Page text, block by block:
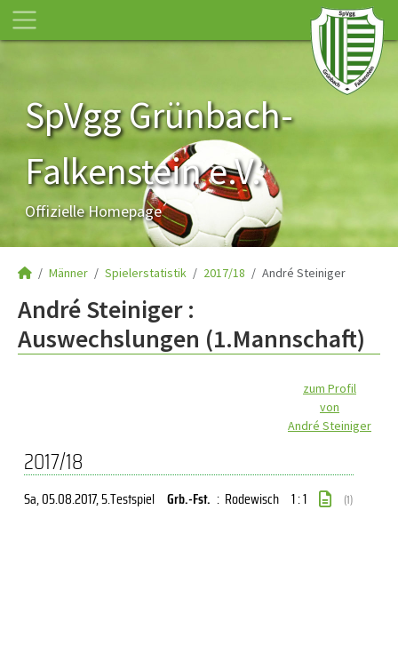
SpVgg Grünbach-
Falkenstein e.V.
Offizielle Homepage
Männer Spielerstatistik 2017/18 André Steiniger
André Steiniger :
Auswechslungen (1.Mannschaft)
zum Profil
von
André Steiniger
2017/18
Sa, 05.08.2017, 5.Testspiel Grb.-Fst. : Rodewisch 1 : 1 (1)